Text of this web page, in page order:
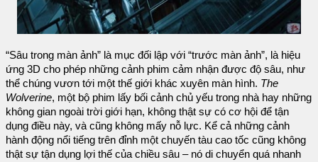
“Sâu trong màn ảnh” là mục đối lập với “trước màn ảnh”, là hiệu
ứng 3D cho phép những cảnh phim cảm nhận được độ sâu, như
thể chúng vươn tới một thế giới khác xuyên màn hình. The
Wolverine, một bộ phim lấy bối cảnh chủ yếu trong nhà hay những
không gian ngoài trời giới hạn, không thật sự có cơ hội để tận
dụng điều này, và cũng không mấy nỗ lực. Kể cả những cảnh
hành động nổi tiếng trên đỉnh một chuyến tàu cao tốc cũng không
thật sự tận dụng lợi thế của chiều sâu – nó di chuyển quá nhanh